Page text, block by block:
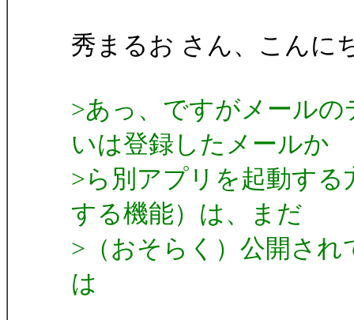
秀まるお さん、こんに
>あっ、ですがメール
いは登録したメールか
>ら別アプリを起動する
する機能）は、まだ
>（おそらく）公開さ
は